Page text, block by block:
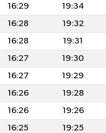
16:29 19:34
16:28 19:32
16:28 19:31
16:27 19:30
16:27 19:29
16:26 19:28
16:26 19:26
16:25 19:25